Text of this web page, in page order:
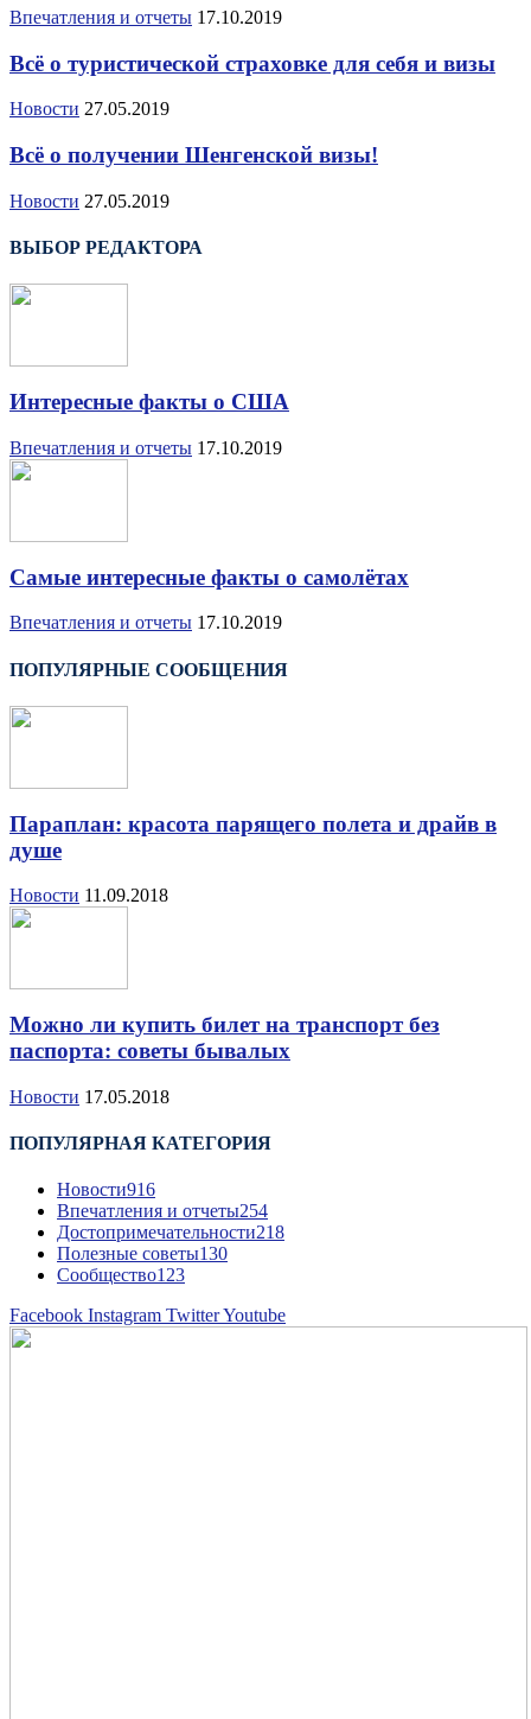
Впечатления и отчеты 17.10.2019
Всё о туристической страховке для себя и визы
Новости 27.05.2019
Всё о получении Шенгенской визы!
Новости 27.05.2019
ВЫБОР РЕДАКТОРА
Интересные факты о США
Впечатления и отчеты 17.10.2019
Самые интересные факты о самолётах
Впечатления и отчеты 17.10.2019
ПОПУЛЯРНЫЕ СООБЩЕНИЯ
Параплан: красота парящего полета и драйв в
душе
Новости 11.09.2018
Можно ли купить билет на транспорт без
паспорта: советы бывалых
Новости 17.05.2018
ПОПУЛЯРНАЯ КАТЕГОРИЯ
Новости916
Впечатления и отчеты254
Достопримечательности218
Полезные советы130
Сообщество123
Facebook Instagram TwitterYoutube